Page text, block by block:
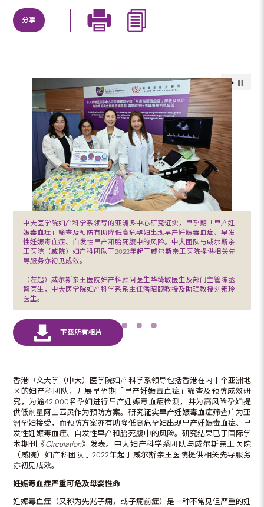
分享
中大医学院妇产科学系领导的亚洲多中心研究证实，早孕期「早产妊
娠毒血症」筛查及预防有助降低高危孕妇出现早产妊娠毒血症、早发
性妊娠毒血症、自发性早产和胎死腹中的风险。中大团队与威尔斯亲
王医院（威院）妇产科团队于2022年起于威尔斯亲王医院提供相关先
导服务亦初见成效。
（左起）威尔斯亲王医院妇产科顾问医生华绮敏医生及部门主管陈丞
智医生，中大医学院妇产科学系系主任潘昭颐教授及助理教授刘素玲
医生。
香港中文大学（中大）医学院妇产科学系领导包括香港在内十个亚洲地
区的妇产科团队，开展早孕期「早产妊娠毒血症」筛查及预防成效研
究，为逾42,000名孕妇进行早产妊娠毒血症检测，并为高风险孕妇提
供低剂量阿士匹灵作为预防方案。研究证实早产妊娠毒血症筛查广为亚
洲孕妇接受，而预防方案亦有助降低高危孕妇出现早产妊娠毒血症、早
发性妊娠毒血症、自发性早产和胎死腹中的风险。研究结果已于国际学
术期刊《Circulation》发表。中大妇产科学系团队与威尔斯亲王医院
（威院）妇产科团队于2022年起于威尔斯亲王医院提供相关先导服务
亦初见成效。
妊娠毒血症严重可危及母婴性命
妊娠毒血症（又称为先兆子痫，或子痫前症）是一种不常见但严重的妊